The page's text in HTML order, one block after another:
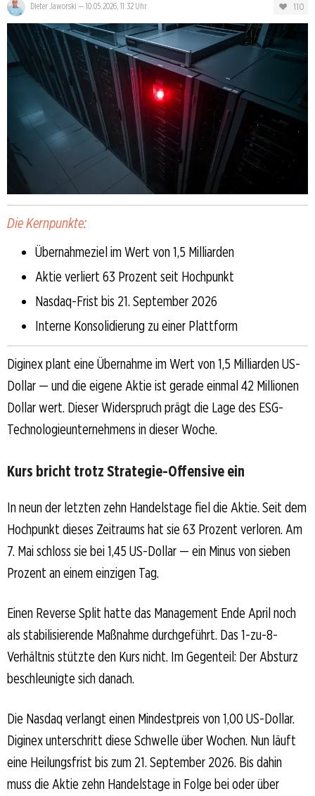
Dieter Jaworski — 10.05.2026, 11:32 Uhr 110
Die Kernpunkte:
Übernahmeziel im Wert von 1,5 Milliarden
Aktie verliert 63 Prozent seit Hochpunkt
Nasdaq-Frist bis 21. September 2026
Interne Konsolidierung zu einer Plattform
Diginex plant eine Übernahme im Wert von 1,5 Milliarden US-
Dollar — und die eigene Aktie ist gerade einmal 42 Millionen
Dollar wert. Dieser Widerspruch prägt die Lage des ESG-
Technologieunternehmens in dieser Woche.
Kurs bricht trotz Strategie-Offensive ein
In neun der letzten zehn Handelstage fiel die Aktie. Seit dem
Hochpunkt dieses Zeitraums hat sie 63 Prozent verloren. Am
7. Mai schloss sie bei 1,45 US-Dollar — ein Minus von sieben
Prozent an einem einzigen Tag.
Einen Reverse Split hatte das Management Ende April noch
als stabilisierende Maßnahme durchgeführt. Das 1-zu-8-
Verhältnis stützte den Kurs nicht. Im Gegenteil: Der Absturz
beschleunigte sich danach.
Die Nasdaq verlangt einen Mindestpreis von 1,00 US-Dollar.
Diginex unterschritt diese Schwelle über Wochen. Nun läuft
eine Heilungsfrist bis zum 21. September 2026. Bis dahin
muss die Aktie zehn Handelstage in Folge bei oder über